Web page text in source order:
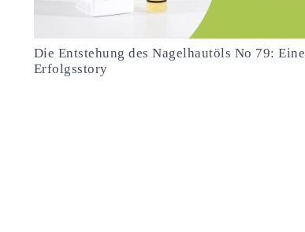
Die Entstehung des Nagelhautöls No 79: Eine
Erfolgsstory